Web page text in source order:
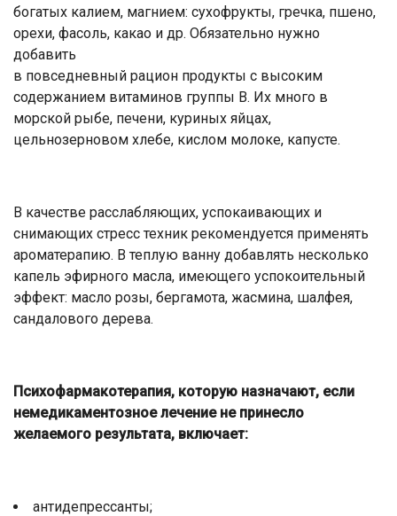
богатых калием, магнием: сухофрукты, гречка, пшено,
орехи, фасоль, какао и др. Обязательно нужно
добавить
в повседневный рацион продукты с высоким
содержанием витаминов группы B. Их много в
морской рыбе, печени, куриных яйцах,
цельнозерновом хлебе, кислом молоке, капусте.
В качестве расслабляющих, успокаивающих и
снимающих стресс техник рекомендуется применять
ароматерапию. В теплую ванну добавлять несколько
капель эфирного масла, имеющего успокоительный
эффект: масло розы, бергамота, жасмина, шалфея,
сандалового дерева.
Психофармакотерапия, которую назначают, если
немедикаментозное лечение не принесло
желаемого результата, включает:
антидепрессанты;